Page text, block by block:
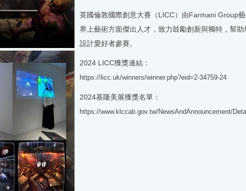
英國倫敦國際創意大賽（LICC）由Farmani Group
界上藝術方面傑出人才，致力鼓勵創新與獨特，幫
設計愛好者參賽。
2024 LICC獲獎連結：
https://licc.uk/winners/winner.php?eid=2-34759-24
2024基隆美展獲獎名單：
https://www.klccab.gov.tw/NewsAndAnnouncement/